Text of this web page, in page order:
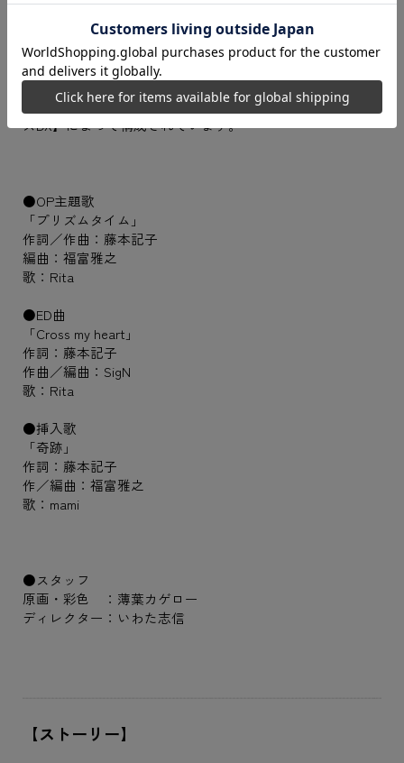
※本作は、2018年に発売された女性向け恋愛ADV『ワンド
オブ フォーチュン R2 FD ～君に捧げるエピローグ～』の移
植作です。
※【あなたとの物語2】【ミルス・クレア創立500周年記
念 大舞踏会】【ちいさなあの子の大冒険】の3種類のシナ
リオと、オマケコンテンツである【ミルス・クレアタイム
ズDX】によって構成されています。
●OP主題歌
「プリズムタイム」
作詞／作曲：藤本記子
編曲：福富雅之
歌：Rita
●ED曲
「Cross my heart」
作詞：藤本記子
作曲／編曲：SigN
歌：Rita
●挿入歌
「奇跡」
作詞：藤本記子
作／編曲：福富雅之
歌：mami
●スタッフ
原画・彩色 ：薄葉カゲロー
ディレクター：いわた志信
【ストーリー】